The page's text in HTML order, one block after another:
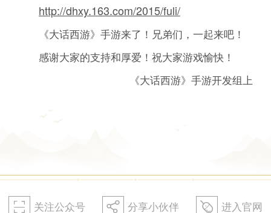
http://dhxy.163.com/2015/fuli/
《大话西游》手游来了！兄弟们，一起来吧！
感谢大家的支持和厚爱！祝大家游戏愉快！
《大话西游》手游开发组上
򰀁 关注公众号 򰀂 分享小伙伴 򰀄 进入官网